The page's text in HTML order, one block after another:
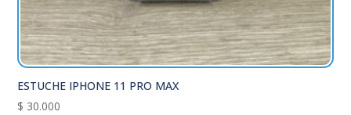
ESTUCHE IPHONE 11 PRO MAX
$ 30.000